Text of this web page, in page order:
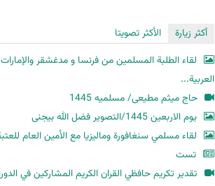
أكثر زيارة
الأكثر تصويتا
لقاء الطلبة المسلمين من فرنسا و مدغشقر والإمارات
العربية...
حاج میثم مطیعی/ مسلمیه 1445
یوم الاربعین 1445/التصویر فضل الله بیجنی
لقاء مسلمي سنغافورة وماليزيا مع الأمين العام
تست
تقدير تكريم حافظي القران الكريم المشاركين في